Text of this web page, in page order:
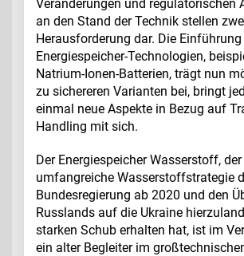
Veränderungen und regulatorischen
an den Stand der Technik stellen
Herausforderung dar. Die Einführung
Energiespeicher-Technologien,
Natrium-Ionen-Batterien, trägt nun
zu sichereren Varianten bei, bringt
einmal neue Aspekte in Bezug auf
Handling mit sich.
Der Energiespeicher Wasserstoff,
umfangreiche Wasserstoffstrategie
Bundesregierung ab 2020 und den
Russlands auf die Ukraine
starken Schub erhalten hat, ist im
ein alter Begleiter im